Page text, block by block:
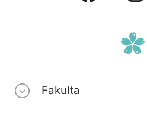
Fakulta